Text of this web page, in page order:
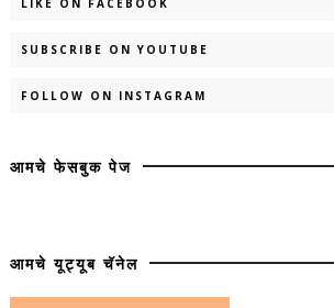
LIKE ON FACEBOOK
SUBSCRIBE ON YOUTUBE
FOLLOW ON INSTAGRAM
आमचे फेसबुक पेज
आमचे यूट्यूब चॅनेल